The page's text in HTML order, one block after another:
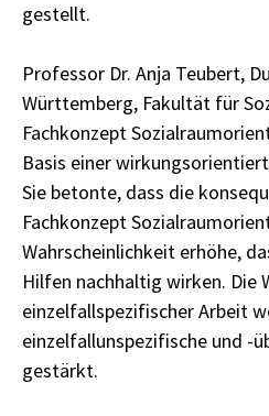
gestellt.
Professor Dr. Anja Teubert,
Württemberg, Fakultät für
Fachkonzept
Basis einer
Sie betonte, dass die
Fachkonzept
Wahrscheinlichkeit erhöhe,
Hilfen nachhaltig wirken. Die
einzelfallspezifischer Arbeit
einzelfallunspezifische und -
gestärkt.